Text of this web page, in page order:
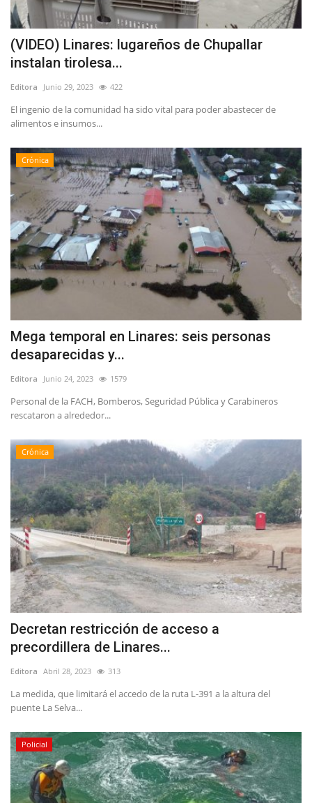
(VIDEO) Linares: lugareños de Chupallar
instalan tirolesa...
Editora Junio 29, 2023 422
El ingenio de la comunidad ha sido vital para poder abastecer de
alimentos e insumos...
Crónica
Mega temporal en Linares: seis personas
desaparecidas y...
Editora Junio 24, 2023 1579
Personal de la FACH, Bomberos, Seguridad Pública y Carabineros
rescataron a alrededor...
Crónica
Decretan restricción de acceso a
precordillera de Linares...
Editora Abril 28, 2023 313
La medida, que limitará el accedo de la ruta L-391 a la altura del
puente La Selva...
Policial